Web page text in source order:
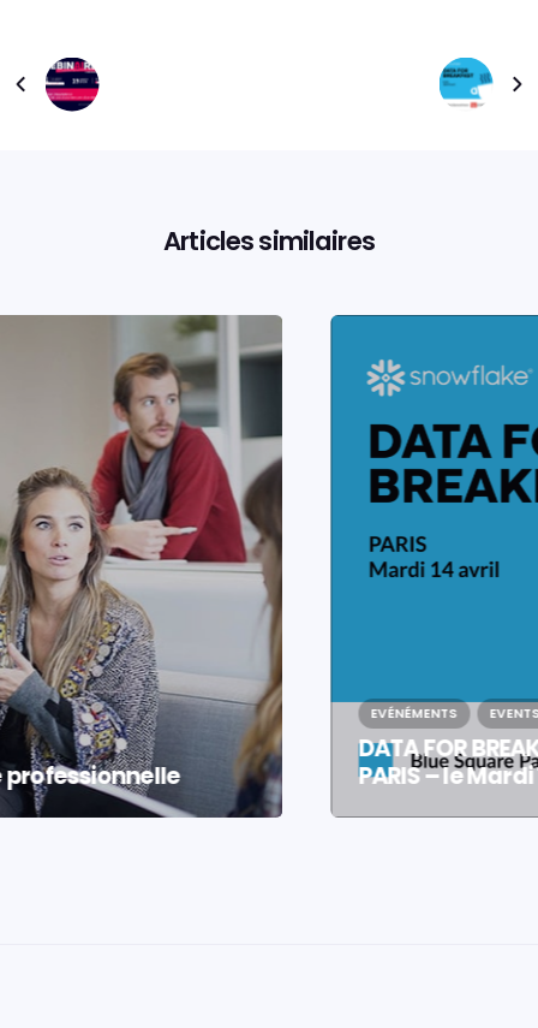
Articles similaires
EVÉNÉMENTS
DATA FOR BREAKFAST SNOWFLAKE :
PARIS – le Mardi 14 avril 2026